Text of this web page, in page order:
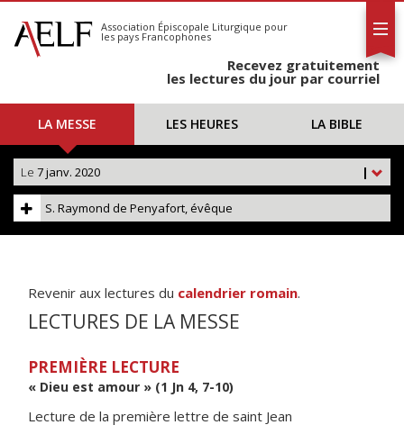
S'abonner
Calendrier
Association Épiscopale Liturgique pour
les pays Francophones
Recevez gratuitement
les lectures du jour par courriel
LA MESSE LES HEURES LA BIBLE
|
Le 7 janv. 2020
S. Raymond de Penyafort, évêque
Revenir aux lectures du calendrier romain.
LECTURES DE LA MESSE
PREMIÈRE LECTURE
« Dieu est amour » (1 Jn 4, 7-10)
Lecture de la première lettre de saint Jean